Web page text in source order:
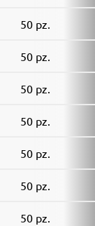
50 pz.
50 pz.
50 pz.
50 pz.
50 pz.
50 pz.
50 pz.